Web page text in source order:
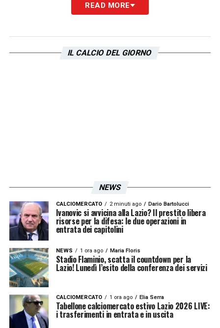
La variabile Mario Gila nell’affare
Sullo sfondo rimane una possibile chiave di
finestra di mercato. La sensazione è che il
sogno di
Sarrisia destinato a rimanere tale,
almeno per il momento, con il muro alzato da
Allegriche appare più solido che mai.
LEGGI ANCHE:Futuro Guendouzi, è folta la
concorrenza per il giocatore! Sarà addio a
gennaio? Le ultime
LA PLAYLIST DELLE NOSTRE TOP NEWS
READ MORE
IL CALCIO DEL GIORNO
NEWS
CALCIOMERCATO 2 minuti ago Dario Bartolucci
Ivanovic si avvicina alla Lazio? Il prestito libera
risorse per la difesa: le due operazioni in
entrata dei capitolini
NEWS 1 ora ago Maria Floris
Stadio Flaminio, scatta il countdown per la
Lazio! Lunedì l’esito della conferenza dei servizi
CALCIOMERCATO 1 ora ago Elia Serra
Tabellone calciomercato estivo Lazio 2026 LIVE:
i trasferimenti in entrata e in uscita